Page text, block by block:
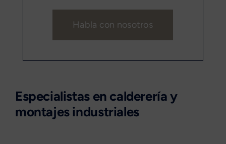
Habla con nosotros
Especialistas en calderería y
montajes industriales